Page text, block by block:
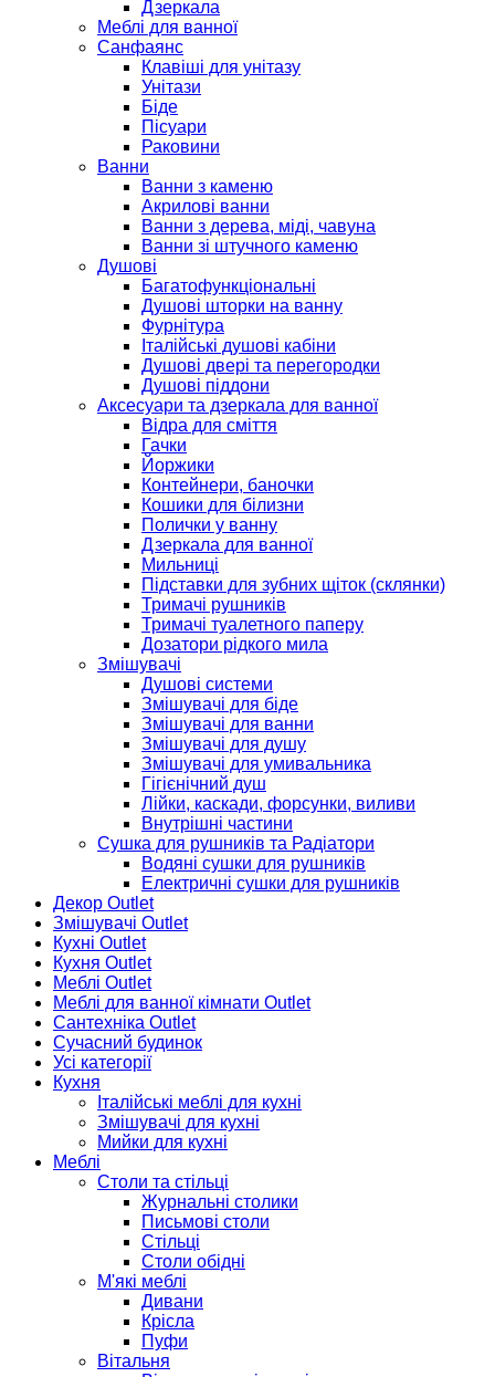
Дзеркала
Меблі для ванної
Санфаянс
Клавіші для унітазу
Унітази
Біде
Пісуари
Раковини
Ванни
Ванни з каменю
Акрилові ванни
Ванни з дерева, міді, чавуна
Ванни зі штучного каменю
Душові
Багатофункціональні
Душові шторки на ванну
Фурнітура
Італійські душові кабіни
Душові двері та перегородки
Душові піддони
Аксесуари та дзеркала для ванної
Відра для сміття
Гачки
Йоржики
Контейнери, баночки
Кошики для білизни
Полички у ванну
Дзеркала для ванної
Мильниці
Підставки для зубних щіток (склянки)
Тримачі рушників
Тримачі туалетного паперу
Дозатори рідкого мила
Змішувачі
Душові системи
Змішувачі для біде
Змішувачі для ванни
Змішувачі для душу
Змішувачі для умивальника
Гігієнічний душ
Лійки, каскади, форсунки, виливи
Внутрішні частини
Сушка для рушників та Радіатори
Водяні сушки для рушників
Електричні сушки для рушників
Декор Outlet
Змішувачі Outlet
Кухні Outlet
Кухня Outlet
Меблі Outlet
Меблі для ванної кімнати Outlet
Сантехніка Outlet
Сучасний будинок
Усі категорії
Кухня
Італійські меблі для кухні
Змішувачі для кухні
Мийки для кухні
Меблі
Столи та стільці
Журнальні столики
Письмові столи
Стільці
Столи обідні
М'які меблі
Дивани
Крісла
Пуфи
Вітальня